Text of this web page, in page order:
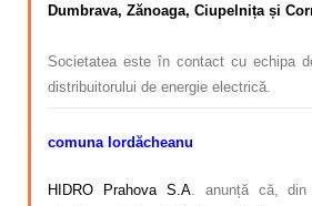
Dumbrava, Zănoaga, Ciupelnița și
Societatea este în contact cu echipa
distribuitorului de energie electrică.
comuna Iordăcheanu
HIDRO Prahova S.A. anunță că, din